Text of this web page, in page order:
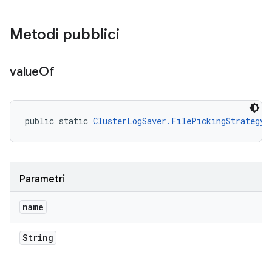
Metodi pubblici
valueOf
public static ClusterLogSaver.FilePickingStrategy
Parametri
name
String